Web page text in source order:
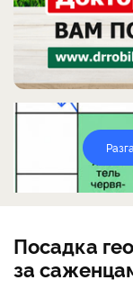
Посадка
за